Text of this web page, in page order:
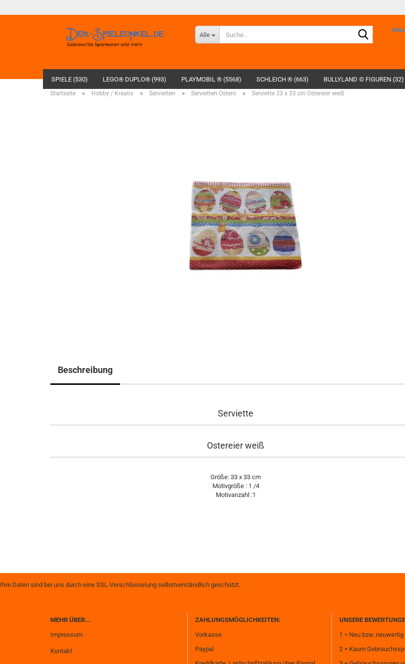
Alle
Suche...
SPIELE (530) LEGO® DUPLO® (993) PLAYMOBIL ® (5568) SCHLEICH ® (663) BULLYLAND © FIGUREN (32)
Startseite » Hobby / Kreativ » Servietten » Servietten Ostern » Serviette 33 x 33 cm Ostereier weiß
Beschreibung
Serviette
Ostereier weiß
Größe: 33 x 33 cm
Motivgröße : 1 /4
Motivanzahl :1
Ihre Daten sind bei uns durch eine SSL-Verschlüsselung selbstverständlich geschützt.
MEHR ÜBER...
Impressum
Kontakt
ZAHLUNGSMÖGLICHKEITEN:
Vorkasse
Paypal
UNSERE
1 = Neu bzw. neuwertig
2 = Kaum